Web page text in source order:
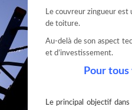
Le couvreur zingueur est
de toiture.
Au-delà de son aspect
et d’investissement.
Pour
Le principal objectif